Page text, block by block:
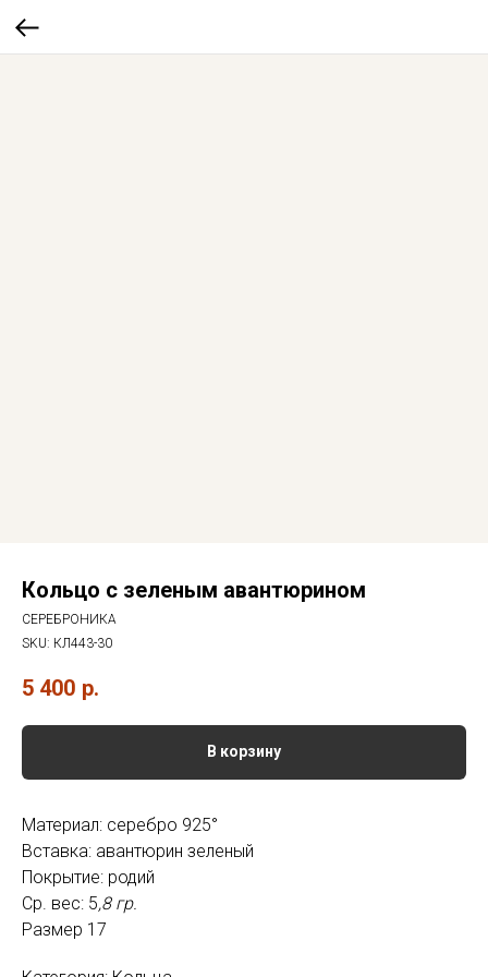
Кольцо с зеленым авантюрином
СЕРЕБРОНИКА
SKU: КЛ443-30
5 400 р.
В корзину
Материал: серебро 925°
Вставка: авантюрин зеленый
Покрытие: родий
Ср. вес: 5,8 гр.
Размер 17